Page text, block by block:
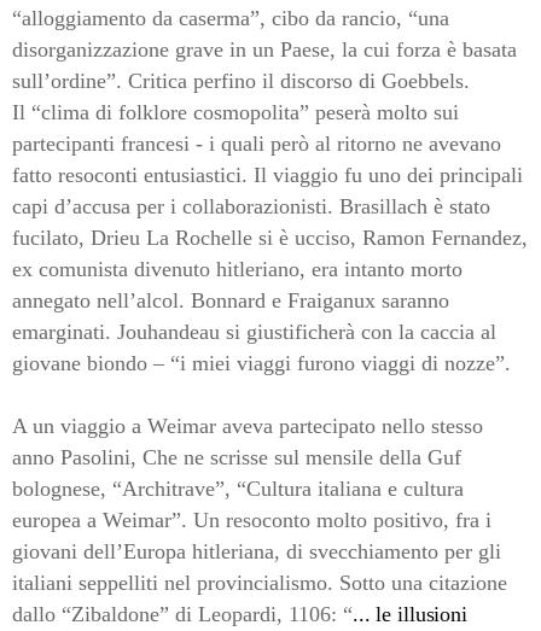
“alloggiamento da caserma”, cibo da rancio, “una
disorganizzazione grave in un Paese, la cui forza è basata
sull’ordine”. Critica perfino il discorso di Goebbels.
Il “clima di folklore cosmopolita” peserà molto sui
partecipanti francesi - i quali però al ritorno ne avevano
fatto resoconti entusiastici. Il viaggio fu uno dei principali
capi d’accusa per i collaborazionisti. Brasillach è stato
fucilato, Drieu La Rochelle si è ucciso, Ramon Fernandez,
ex comunista divenuto hitleriano, era intanto morto
annegato nell’alcol. Bonnard e Fraiganux saranno
emarginati. Jouhandeau si giustificherà con la caccia al
giovane biondo – “i miei viaggi furono viaggi di nozze”.
A un viaggio a Weimar aveva partecipato nello stesso
anno Pasolini, Che ne scrisse sul mensile della Guf
bolognese, “Architrave”, “Cultura italiana e cultura
europea a Weimar”. Un resoconto molto positivo, fra i
giovani dell’Europa hitleriana, di svecchiamento per gli
italiani seppelliti nel provincialismo. Sotto una citazione
dallo “Zibaldone” di Leopardi, 1106: “... le illusioni